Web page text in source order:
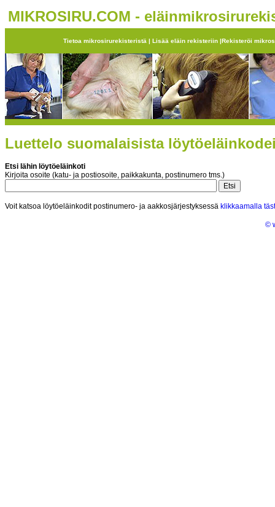
MIKROSIRU.COM -
Tietoa mikrosirurekisteristä | Lisää eläin rekisteriin|Rekisteröi
Luettelo suomalaisista
Etsi lähin löytöeläinkoti
Kirjoita osoite (katu- ja postiosoite, paikkakunta, postinumero tms.)
Voit katsoa löytöeläinkodit postinumero- ja aakkosjärjestyksessä klikkaamalla
©